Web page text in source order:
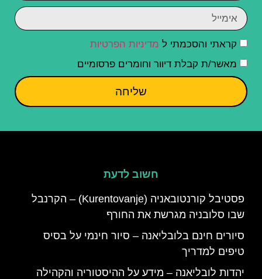
קראתי והסכמתי ל מדיניות הפרטיות
מאשר/ת קבלת דיוור וחומרים פרסומיים
שליחה
חשוב לדעת
פסטיבל קורנטובאניה (Kurentovanje) – הקרנבל
שבו סלובניה מגרשת את החורף
סיורים חינם בלובליאנה – סיור חינמי על בסיס
טיפים למדריך
יהדות לובליאנה – מידע על ההיסטוריה והקהילה